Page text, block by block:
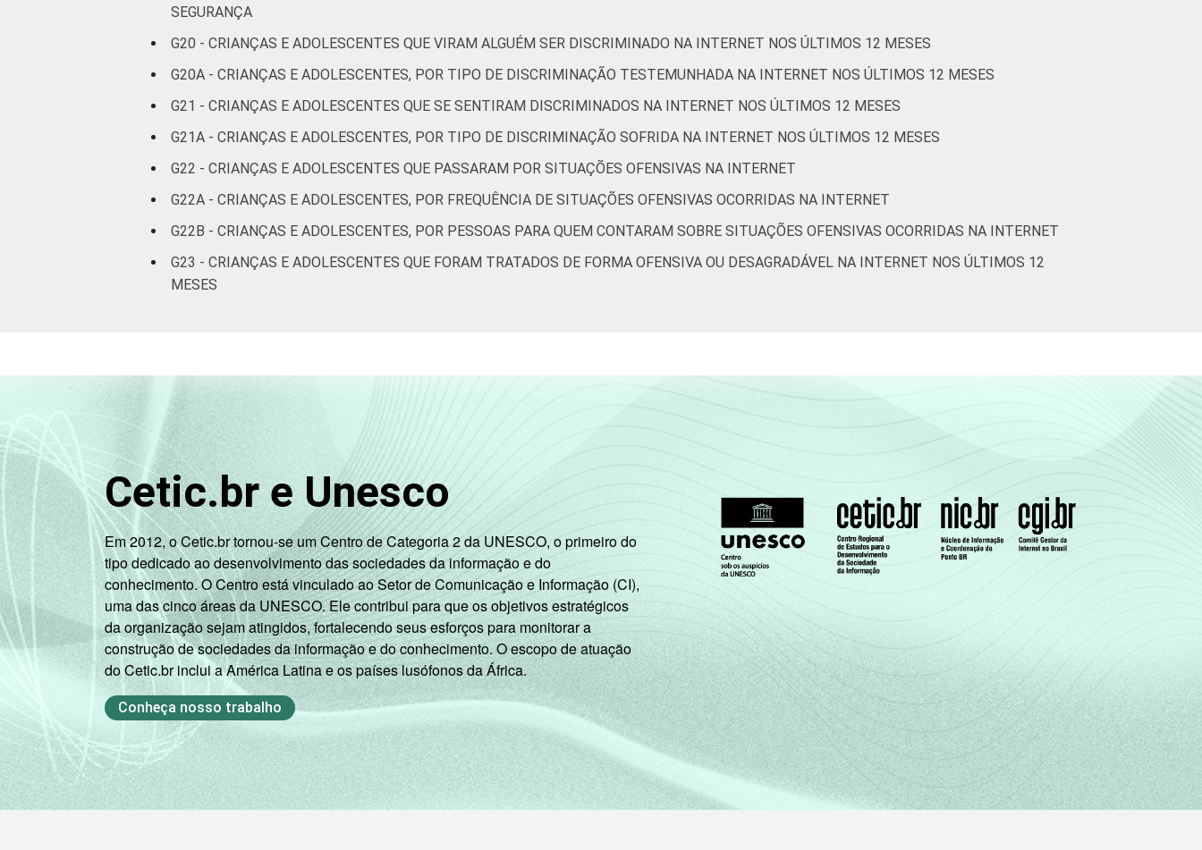
respondeu
CLASSE SOCIAL AB 19 2 1 1 3 3
C 14 2 1 1 3
DE 12 2 1
ACESSO À
INTERNET
Não 10 0 1 3 3 5
SEGURANÇA
G20 - CRIANÇAS E ADOLESCENTES QUE VIRAM ALGUÉM SER DISCRIMINADO NA INTERNET NOS ÚLTIMOS 12 MESES
G20A - CRIANÇAS E ADOLESCENTES, POR TIPO DE DISCRIMINAÇÃO TESTEMUNHADA NA INTERNET NOS ÚLTIMOS 12 MESES
G21 - CRIANÇAS E ADOLESCENTES QUE SE SENTIRAM DISCRIMINADOS NA INTERNET NOS ÚLTIMOS 12 MESES
G21A - CRIANÇAS E ADOLESCENTES, POR TIPO DE DISCRIMINAÇÃO SOFRIDA NA INTERNET NOS ÚLTIMOS 12 MESES
G22 - CRIANÇAS E ADOLESCENTES QUE PASSARAM POR SITUAÇÕES OFENSIVAS NA INTERNET
G22A - CRIANÇAS E ADOLESCENTES, POR FREQUÊNCIA DE SITUAÇÕES OFENSIVAS OCORRIDAS NA INTERNET
G22B - CRIANÇAS E ADOLESCENTES, POR PESSOAS PARA QUEM CONTARAM SOBRE SITUAÇÕES OFENSIVAS OCORRIDAS NA INTERNET
G23 - CRIANÇAS E ADOLESCENTES QUE FORAM TRATADOS DE FORMA OFENSIVA OU DESAGRADÁVEL NA INTERNET NOS ÚLTIMOS 12
MESES
Cetic.br e Unesco
Em 2012, o Cetic.br tornou-se um Centro de Categoria 2 da UNESCO, o primeiro do
tipo dedicado ao desenvolvimento das sociedades da informação e do
conhecimento. O Centro está vinculado ao Setor de Comunicação e Informação (CI),
uma das cinco áreas da UNESCO. Ele contribui para que os objetivos estratégicos
da organização sejam atingidos, fortalecendo seus esforços para monitorar a
construção de sociedades da informação e do conhecimento. O escopo de atuação
do Cetic.br inclui a América Latina e os países lusófonos da África.
Conheça nosso trabalho